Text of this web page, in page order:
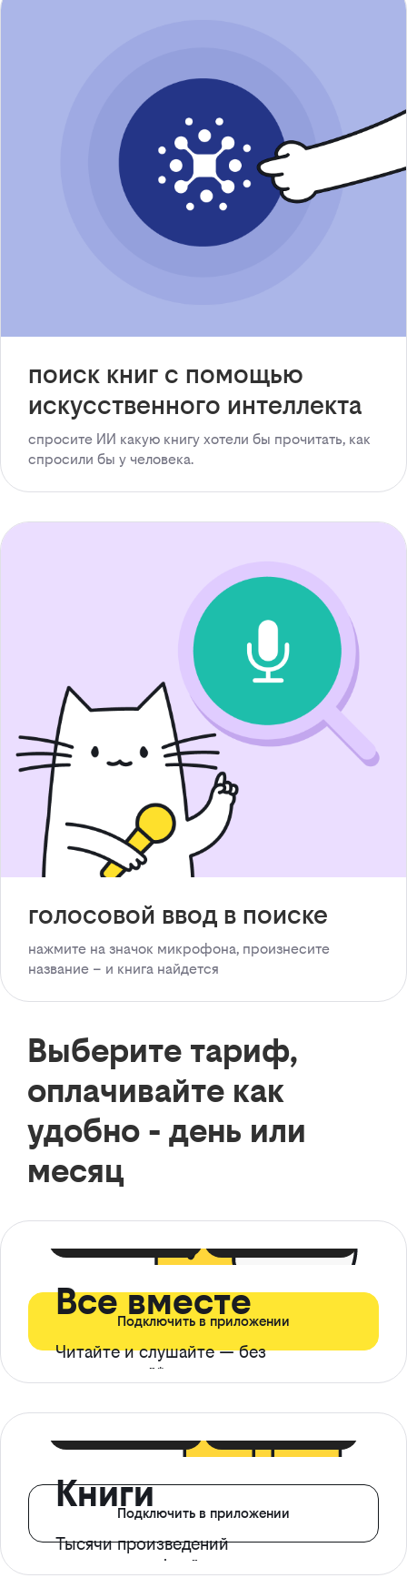
поиск книг с помощью
искусственного интеллекта
спросите ИИ какую книгу хотели бы прочитать, как
спросили бы у человека.
голосовой ввод в поиске
нажмите на значок микрофона, произнесите
название – и книга найдется
Выберите тариф,
оплачивайте как
удобно - день или
месяц
Все вместе
Читайте и слушайте — без
ограничений*
Подключить в приложении
Книги
Тысячи произведений
с доступом офлайн
Подключить в приложении